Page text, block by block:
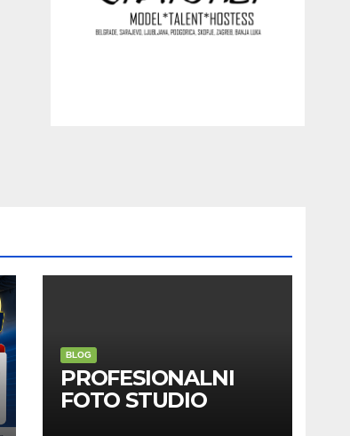
BLOG
PROFESIONALNI
FOTO STUDIO